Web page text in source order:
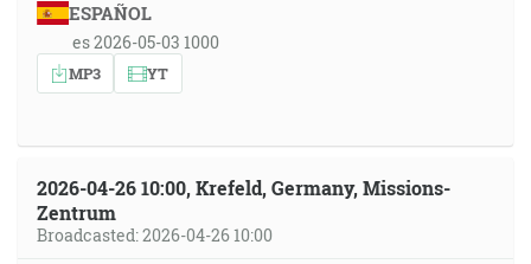
ESPAÑOL
es 2026-05-03 1000
MP3 YT
2026-04-26 10:00, Krefeld, Germany, Missions-
Zentrum
Broadcasted: 2026-04-26 10:00